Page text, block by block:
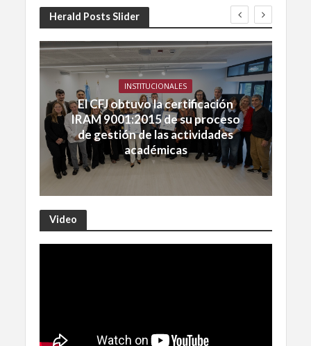
Herald Posts Slider
INSTITUCIONALES
El CFJ obtuvo la certificación
IRAM 9001:2015 de su proceso
de gestión de las actividades
académicas
Video